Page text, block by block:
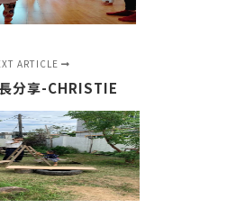
ARTICLE
分享-CHRISTIE